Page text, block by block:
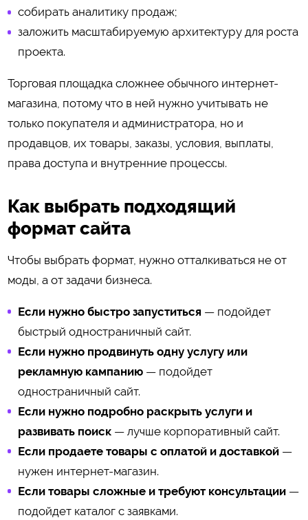
собирать аналитику продаж;
заложить масштабируемую архитектуру для роста
проекта.
Торговая площадка сложнее обычного интернет-
магазина, потому что в ней нужно учитывать не
только покупателя и администратора, но и
продавцов, их товары, заказы, условия, выплаты,
права доступа и внутренние процессы.
Как выбрать подходящий
формат сайта
Чтобы выбрать формат, нужно отталкиваться не от
моды, а от задачи бизнеса.
Если нужно быстро запуститься— подойдет
быстрый одностраничный сайт.
Если нужно продвинуть одну услугу или
рекламную кампанию— подойдет
одностраничный сайт.
Если нужно подробно раскрыть услуги и
развивать поиск— лучше корпоративный сайт.
Если продаете товары с оплатой и доставкой—
нужен интернет-магазин.
Если товары сложные и требуют консультации—
подойдет каталог с заявками.